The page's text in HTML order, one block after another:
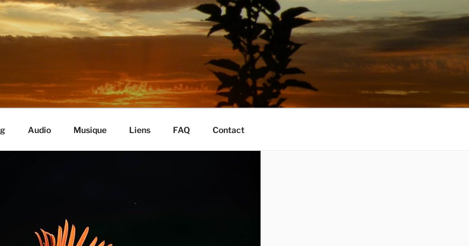
Audio Musique Liens FAQ Contact